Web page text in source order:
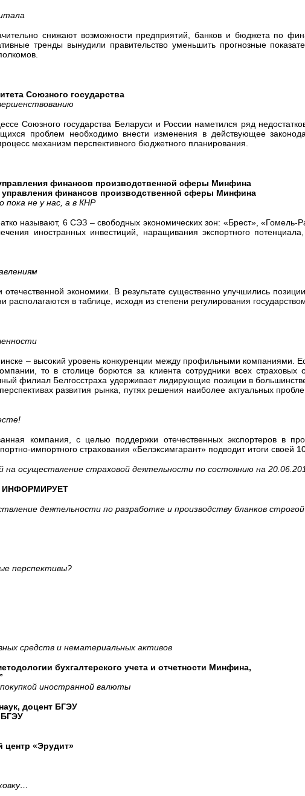
снижают возможности предприятий, банков и бюджета по
тренды вынудили правительство уменьшить прогнозные
Союзного государства
Союзного государства Беларуси и России наметился ряд
проблем необходимо внести изменения в действующее
механизм перспективного бюджетного планирования.
финансов производственной сферы Минфина
финансов производственной сферы Минфина
не у нас, а в КНР
называют, 6 СЭЗ – свободных экономических зон: «Брест»,
иностранных инвестиций, наращивания экспортного
экономики. В результате существенно улучшились
в таблице, исходя из степени регулирования
– высокий уровень конкуренции между профильными компаниями.
то в столице борются за клиента сотрудники всех страховых
филиал Белгосстраха удерживает лидирующие позиции в
развития рынка, путях решения наиболее актуальных
компания, с целью поддержки отечественных экспортеров в
импортного страхования «Белэксимгарант» подводит итоги своей
осуществление страховой деятельности по состоянию на
ИНФОРМИРУЕТ
деятельности по разработке и производству бланков
перспективы?
средств и нематериальных активов
бухгалтерского учета и отчетности Минфина,
иностранной валюты
доцент БГЭУ
«Эрудит»